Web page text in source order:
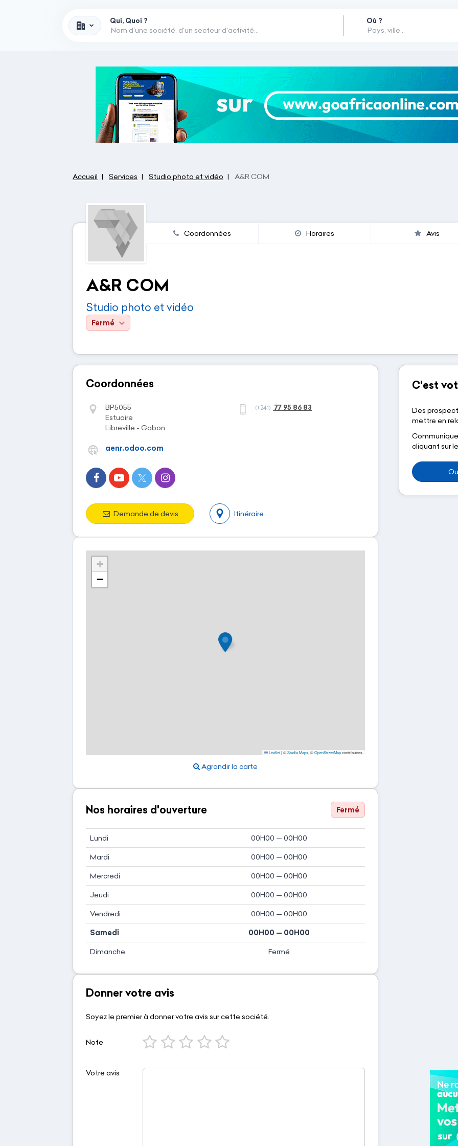
Qui, Quoi ? Où ?
Accueil Services Studio photo et vidéo A&R COM
Coordonnées Horaires Avis
A&R COM
Studio photo et vidéo
Fermé
Coordonnées
BP5055
Estuaire
Libreville - Gabon
aenr.odoo.com
(+241) 77 95 86 83
Demande de devis Itinéraire
+
−
Leaflet |©Stadia Maps , ©OpenStreetMapcontributors
Agrandir la carte
Nos horaires d'ouverture Fermé
Lundi 00H00 — 00H00
Mardi 00H00 — 00H00
Mercredi 00H00 — 00H00
Jeudi 00H00 — 00H00
Vendredi 00H00 — 00H00
Samedi 00H00 — 00H00
Dimanche Fermé
Donner votre avis
Soyez le premier à donner votre avis sur cette société.
Note
Votre avis
C'est
Des
mettre en
cliquant sur